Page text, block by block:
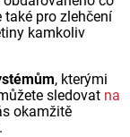
pro zlehčení
kamkoliv
, kterými
sledovat na
okamžitě